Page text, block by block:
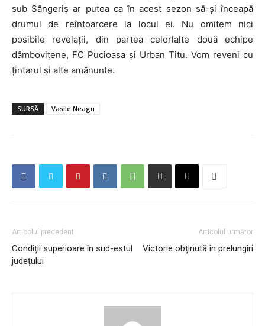
sub Sângeriș ar putea ca în acest sezon să-și înceapă
drumul de reîntoarcere la locul ei. Nu omitem nici
posibile revelații, din partea celorlalte două echipe
dâmbovițene, FC Pucioasa și Urban Titu. Vom reveni cu
țintarul și alte amănunte.
SURSĂ Vasile Neagu
Articolul precedent
Condiții superioare în sud-estul
județului
Articolul următor
Victorie obținută în prelungiri